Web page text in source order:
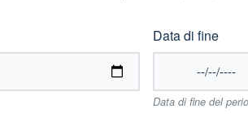
Data di fine
Data di fine del